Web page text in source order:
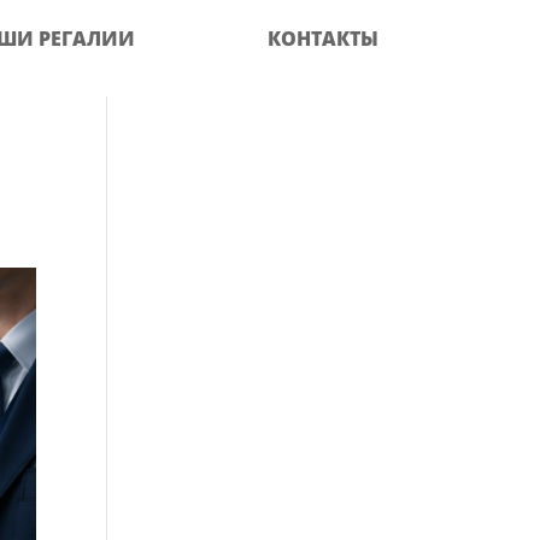
РЕГАЛИИ КОНТАКТЫ